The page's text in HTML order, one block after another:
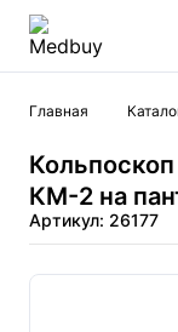
Главная
КМ-2 на
Артикул: 26177